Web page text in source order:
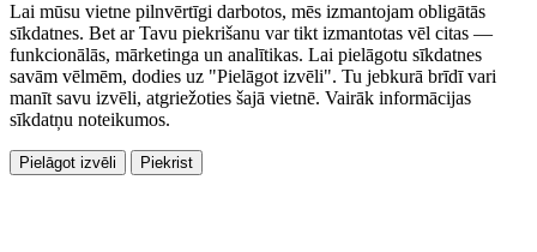
Lai mūsu vietne pilnvērtīgi darbotos, mēs izmantojam obligātās
sīkdatnes. Bet ar Tavu piekrišanu var tikt izmantotas vēl citas —
funkcionālās, mārketinga un analītikas. Lai pielāgotu sīkdatnes
savām vēlmēm, dodies uz "Pielāgot izvēli". Tu jebkurā brīdī vari
manīt savu izvēli, atgriežoties šajā vietnē. Vairāk informācijas
sīkdatņu noteikumos.
Pielāgot izvēli Piekrist